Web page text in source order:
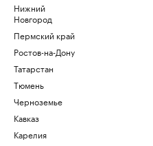
Нижний
Новгород
Пермский край
Ростов-на-Дону
Татарстан
Тюмень
Черноземье
Кавказ
Карелия